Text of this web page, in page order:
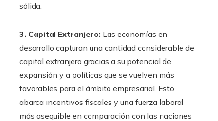
sólida.
3. Capital Extranjero: Las economías en
desarrollo capturan una cantidad considerable de
capital extranjero gracias a su potencial de
expansión y a políticas que se vuelven más
favorables para el ámbito empresarial. Esto
abarca incentivos fiscales y una fuerza laboral
más asequible en comparación con las naciones